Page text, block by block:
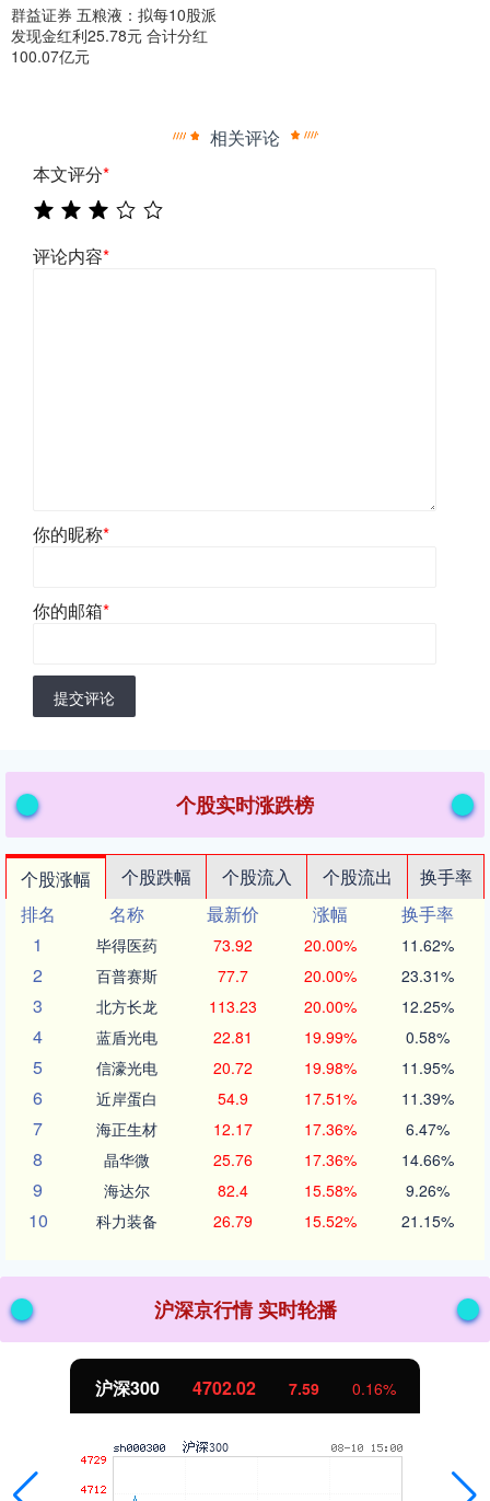
群益证券 五粮液：拟每10股派
发现金红利25.78元 合计分红
100.07亿元
相关评论
本文评分*
评论内容*
你的昵称*
你的邮箱*
提交评论
个股实时涨跌榜
个股涨幅 个股跌幅 个股流入 个股流出
换手率
排名
名称 最新价 涨幅
换手率
1
毕得医药 73.92 20.00% 11.62%
2 百普赛斯 77.7 20.00% 23.31%
3 北方长龙 113.23 20.00% 12.25%
4 蓝盾光电 22.81 19.99% 0.58%
5 信濠光电 20.72 19.98% 11.95%
6 近岸蛋白 54.9 17.51% 11.39%
7 海正生材 12.17 17.36% 6.47%
8 晶华微 25.76 17.36% 14.66%
9 海达尔 82.4 15.58% 9.26%
10 科力装备 26.79 15.52% 21.15%
沪深京行情 实时轮播
沪深300 4702.02 7.59 0.16%